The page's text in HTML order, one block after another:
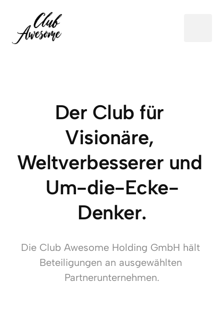
Der Club für
Visionäre,
Weltverbesserer und
Um-die-Ecke-
Denker.
Die Club Awesome Holding GmbH hält
Beteiligungen an ausgewählten
Partnerunternehmen.